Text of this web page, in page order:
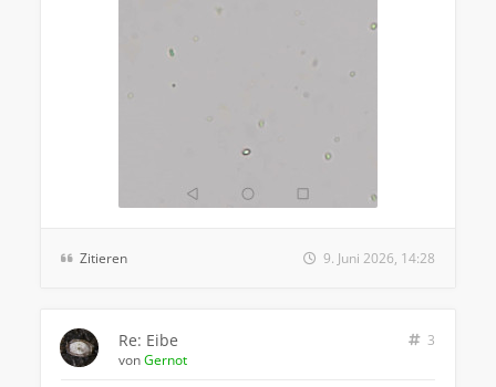
Zitieren 9. Juni 2026, 14:28
Re: Eibe
3
vonGernot